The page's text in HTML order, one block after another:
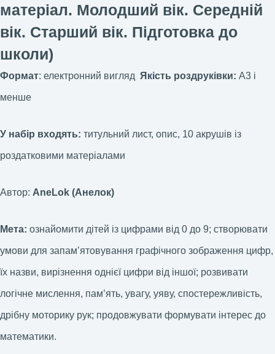
матеріал. Молодший вік. Середній
вік. Старший вік. Підготовка до
школи)
Формат: електронний вигляд Якість роздруківки: А3 і
менше
У набір входять: титульний лист, опис, 10 акрушів із
роздатковими матеріалами
Автор: AneLok (Анелок)
Мета: ознайомити дітей із цифрами від 0 до 9; створювати
умови для запамʼятовування графічного зображення цифр,
їх назви, вирізнення однієї цифри від іншої; розвивати
логічне мислення, памʼять, увагу, уяву, спостережливість,
дрібну моторику рук; продовжувати формувати інтерес до
математики.